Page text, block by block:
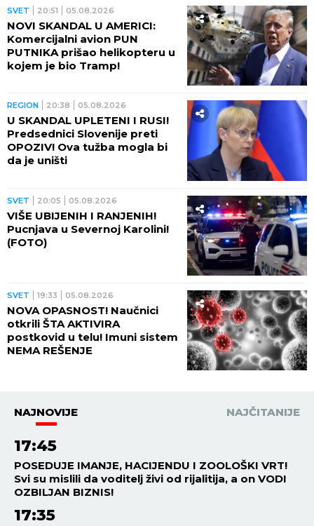
SVET 20:51 05.08.2026
NOVI SKANDAL U AMERICI:
Komercijalni avion PUN
PUTNIKA prišao helikopteru u
kojem je bio Tramp!
REGION 20:38 05.08.2026
U SKANDAL UPLETENI I RUSI!
Predsednici Slovenije preti
OPOZIV! Ova tužba mogla bi
da je uništi
SVET 20:05 05.08.2026
VIŠE UBIJENIH I RANJENIH!
Pucnjava u Severnoj Karolini!
(FOTO)
SVET 19:33 05.08.2026
NOVA OPASNOST! Naučnici
otkrili ŠTA AKTIVIRA
postkovid u telu! Imuni sistem
NEMA REŠENJE
NAJNOVIJE NAJČITANIJE
17:45
POSEDUJE IMANJE, HACIJENDU I ZOOLOŠKI VRT!
Svi su mislili da voditelj živi od rijalitija, a on VODI
OZBILJAN BIZNIS!
17:35